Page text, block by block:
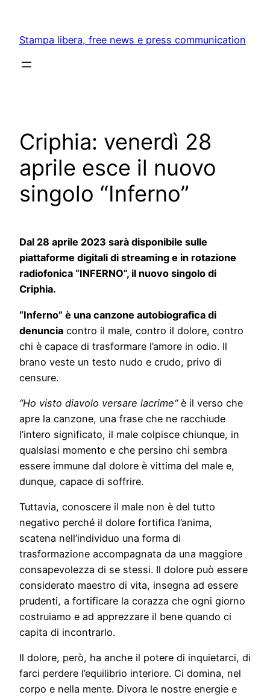
content
Stampa libera, free news e press communication
Criphia: venerdì 28
aprile esce il nuovo
singolo “Inferno”
Dal 28 aprile 2023 sarà disponibile sulle
piattaforme digitali di streaming e in rotazione
radiofonica “INFERNO”, il nuovo singolo di
Criphia.
“Inferno” è una canzone autobiografica di
denuncia contro il male, contro il dolore, contro
chi è capace di trasformare l’amore in odio. Il
brano veste un testo nudo e crudo, privo di
censure.
“Ho visto diavolo versare lacrime“ è il verso che
apre la canzone, una frase che ne racchiude
l’intero significato, il male colpisce chiunque, in
qualsiasi momento e che persino chi sembra
essere immune dal dolore è vittima del male e,
dunque, capace di soffrire.
Tuttavia, conoscere il male non è del tutto
negativo perché il dolore fortifica l’anima,
scatena nell’individuo una forma di
trasformazione accompagnata da una maggiore
consapevolezza di se stessi. Il dolore può essere
considerato maestro di vita, insegna ad essere
prudenti, a fortificare la corazza che ogni giorno
costruiamo e ad apprezzare il bene quando ci
capita di incontrarlo.
Il dolore, però, ha anche il potere di inquietarci, di
farci perdere l’equilibrio interiore. Ci domina, nel
corpo e nella mente. Divora le nostre energie e